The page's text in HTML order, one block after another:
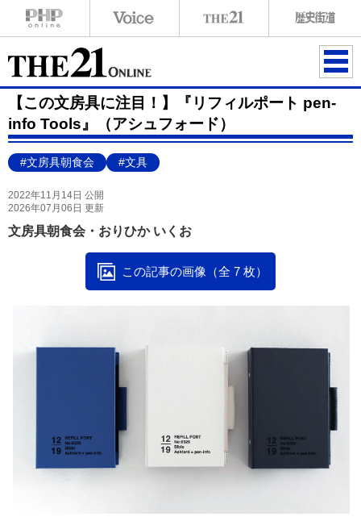
ME
NU
【この文房具に注目！】『リフィルポート pen-
info Tools』（アシュフォード）
#文房具朝食会 #文具
2022年11月14日 公開
2026年07月06日 更新
文房具朝食会・おりひか いくお
この記事の画像（全 7 枚）